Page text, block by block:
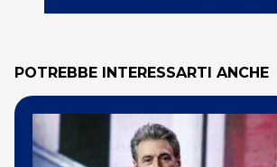
POTREBBE INTERESSARTI ANCHE